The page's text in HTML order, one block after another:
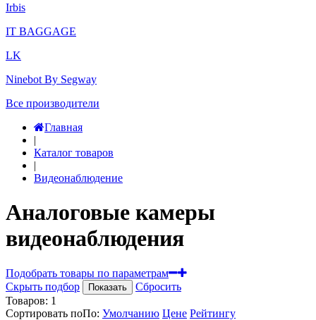
Irbis
IT BAGGAGE
LK
Ninebot By Segway
Все производители
Главная
|
Каталог товаров
|
Видеонаблюдение
Аналоговые камеры
видеонаблюдения
Подобрать товары по параметрам
Скрыть подбор
Показать
Сбросить
Товаров: 1
Сортировать поПо: Умолчанию Цене Рейтингу